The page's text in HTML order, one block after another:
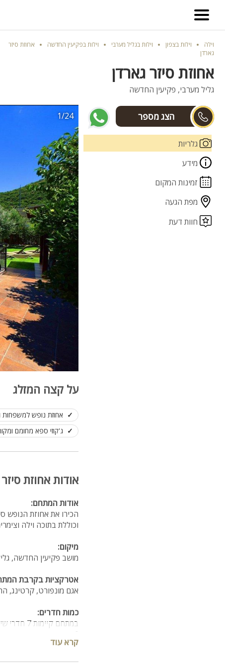
וילה וילות בצפון וילות בגליל מערבי וילות בפקיעין החדשה
אחוזת סיזר
גארדן
אחוזת סיזר גארדן
גליל מערבי, פקיעין החדשה
גלריות
מידע
זמינות המקום
מפת הגעה
חוות דעת
1/24
על קצה המזלג
אחוזת נופש למשפחות
ג'קוזי ספא מחומם
אודות אחוזת
אודות המתחם:
וכוללת בתוכה וילה
מיקום:
מושב פקיעין החדשה, גליל מערבי ב-30
אטרקציות בקרבת
אגם מונפורט, קרטינג,
כמות חדרים:
במתחם קיימות 7 חדרי שינה + חדר גלריה (מתוכם חדר ממ"ד)
6 חדרי רחצה
קרא עוד